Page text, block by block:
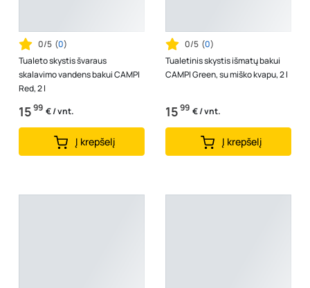
0/5 (0)
Tualeto skystis švaraus
skalavimo vandens bakui CAMPI
Red, 2 l
1599 € / vnt.
Į krepšelį
0/5 (0)
Tualetinis skystis išmatų bakui
CAMPI Green, su miško kvapu, 2 l
1599 € / vnt.
Į krepšelį